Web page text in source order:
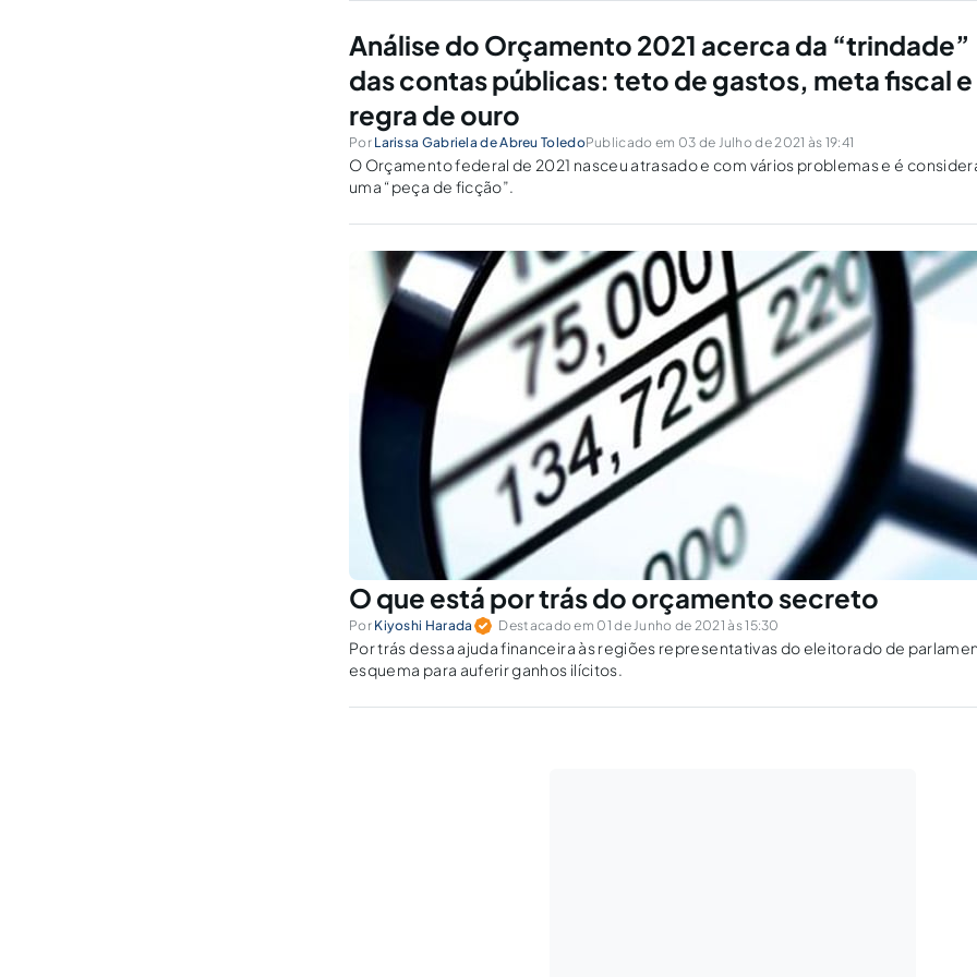
Análise do Orçamento 2021 acerca da “trindade”
das contas públicas: teto de gastos, meta fiscal e
regra de ouro
Por Larissa Gabriela de Abreu ToledoPublicado em 03 de Julho de 2021 às 19:41
O Orçamento federal de 2021 nasceu atrasado e com vários problemas e é
uma “peça de ficção”.
O que está por trás do orçamento secreto
Por Kiyoshi Harada Destacado em 01 de Junho de 2021 às 15:30
Por trás dessa ajuda financeira às regiões representativas do eleitorado de
esquema para auferir ganhos ilícitos.